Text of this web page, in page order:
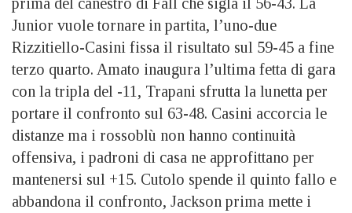
Junior vuole tornare in partita, l’uno-due
Rizzitiello-Casini fissa il risultato sul 59-45 a fine
terzo quarto. Amato inaugura l’ultima fetta di gara
con la tripla del -11, Trapani sfrutta la lunetta per
portare il confronto sul 63-48. Casini accorcia le
distanze ma i rossoblù non hanno continuità
offensiva, i padroni di casa ne approfittano per
mantenersi sul +15. Cutolo spende il quinto fallo e
abbandona il confronto, Jackson prima mette i